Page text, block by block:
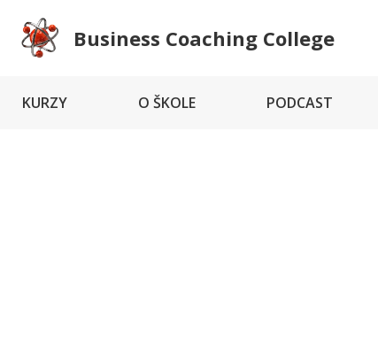
Business Coaching College
KURZY O ŠKOLE PODCAST